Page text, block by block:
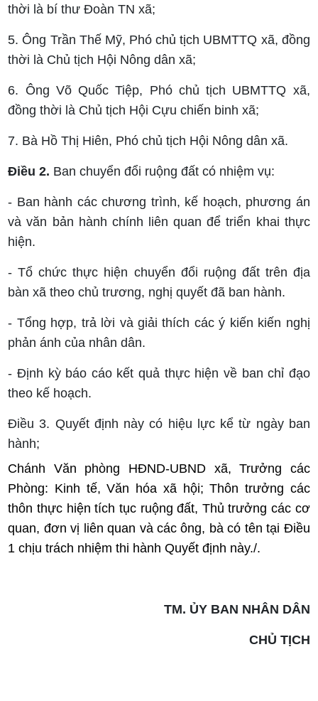
thời là bí thư Đoàn TN xã;
5. Ông Trần Thế Mỹ, Phó chủ tịch UBMTTQ xã, đồng
thời là Chủ tịch Hội Nông dân xã;
6. Ông Võ Quốc Tiệp, Phó chủ tịch UBMTTQ xã,
đồng thời là Chủ tịch Hội Cựu chiến binh xã;
7. Bà Hồ Thị Hiên, Phó chủ tịch Hội Nông dân xã.
Điều 2. Ban chuyển đổi ruộng đất có nhiệm vụ:
- Ban hành các chương trình, kế hoạch, phương án
và văn bản hành chính liên quan để triển khai thực
hiện.
- Tổ chức thực hiện chuyển đổi ruộng đất trên địa
bàn xã theo chủ trương, nghị quyết đã ban hành.
- Tổng hợp, trả lời và giải thích các ý kiến kiến nghị
phản ánh của nhân dân.
- Định kỳ báo cáo kết quả thực hiện về ban chỉ đạo
theo kế hoạch.
Điều 3. Quyết định này có hiệu lực kể từ ngày ban
hành;
Chánh Văn phòng HĐND-UBND xã, Trưởng các
Phòng: Kinh tế, Văn hóa xã hội;Thôn trưởng các
thôn thực hiện tích tục ruộng đất, Thủ trưởng các cơ
quan, đơn vị liên quan và các ông, bà có tên tại Điều
1 chịu trách nhiệm thi hành Quyết định này./.
TM. ỦY BAN NHÂN DÂN
CHỦ TỊCH